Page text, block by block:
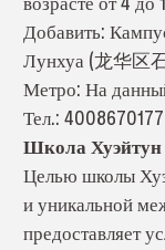
Добавить:
Лунхуа (龙华区
Метро: На
Тел.: 4008670177
Школа Хуэйтун
Целью школы
и уникальной
предоставляет